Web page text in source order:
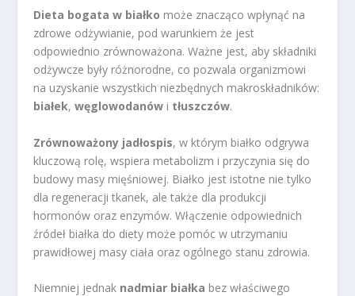
Dieta bogata w białko może znacząco wpłynąć na
zdrowe odżywianie, pod warunkiem że jest
odpowiednio zrównoważona. Ważne jest, aby składniki
odżywcze były różnorodne, co pozwala organizmowi
na uzyskanie wszystkich niezbędnych makroskładników:
białek,węglowodanów i tłuszczów.
Zrównoważony jadłospis, w którym białko odgrywa
kluczową rolę, wspiera metabolizm i przyczynia się do
budowy masy mięśniowej. Białko jest istotne nie tylko
dla regeneracji tkanek, ale także dla produkcji
hormonów oraz enzymów. Włączenie odpowiednich
źródeł białka do diety może pomóc w utrzymaniu
prawidłowej masy ciała oraz ogólnego stanu zdrowia.
Niemniej jednak nadmiar białka bez właściwego